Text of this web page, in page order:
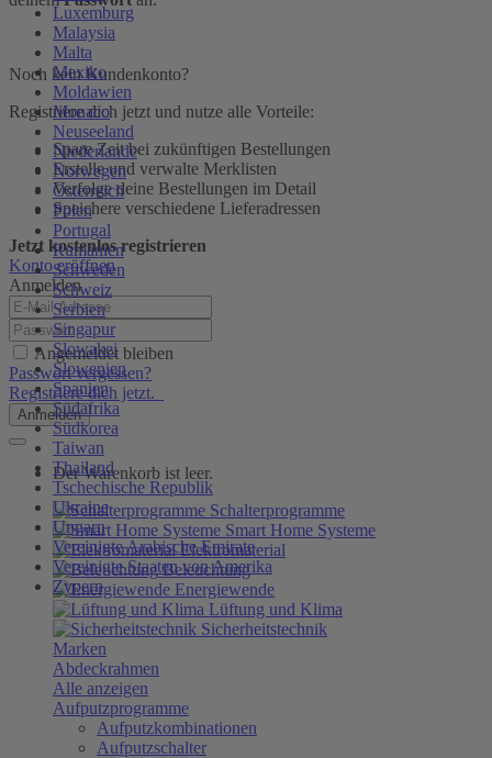
Luxemburg
Malaysia
Malta
Mexiko
Moldawien
Monaco
Neuseeland
Niederlande
Norwegen
Österreich
Polen
Portugal
Rumänien
Schweden
Schweiz
Serbien
Singapur
Slowakei
Slowenien
Spanien
Südafrika
Südkorea
Taiwan
Thailand
Tschechische Republik
Ukraine
Ungarn
Vereinigte Arabische Emirate
Vereinigte Staaten von Amerika
Zypern
Noch kein Kundenkonto?
Registriere dich jetzt und nutze alle Vorteile:
Spare Zeit bei zukünftigen Bestellungen
Erstelle und verwalte Merklisten
Verfolge deine Bestellungen im Detail
Speichere verschiedene Lieferadressen
Jetzt kostenlos registrieren
Konto eröffnen
Anmelden
Angemeldet bleiben
Passwort vergessen?
Registriere dich jetzt.
Anmelden
Der Warenkorb ist leer.
Schalterprogramme
Smart Home Systeme
Elektromaterial
Beleuchtung
Energiewende
Lüftung und Klima
Sicherheitstechnik
Marken
Abdeckrahmen
Alle anzeigen
Aufputzprogramme
Aufputzkombinationen
Aufputzschalter